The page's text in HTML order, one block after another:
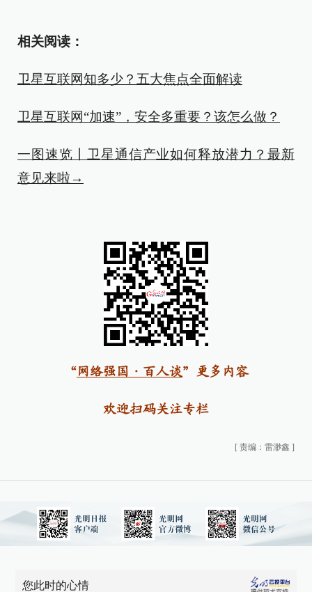
相关阅读：
卫星互联网知多少？五大焦点全面解读
卫星互联网“加速”，安全多重要？该怎么做？
一图速览丨卫星通信产业如何释放潜力？最新
意见来啦→
“网络强国·百人谈”更多内容
欢迎扫码关注专栏
[ 责编：雷渺鑫 ]
您此时的心情